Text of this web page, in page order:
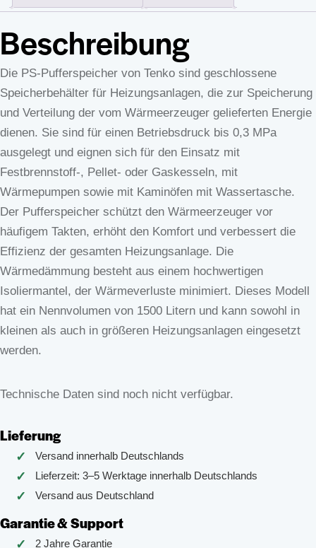
Beschreibung
Die PS‑Pufferspeicher von Tenko sind geschlossene
Speicherbehälter für Heizungsanlagen, die zur Speicherung
und Verteilung der vom Wärmeerzeuger gelieferten Energie
dienen. Sie sind für einen Betriebsdruck bis 0,3 MPa
ausgelegt und eignen sich für den Einsatz mit
Festbrennstoff-, Pellet- oder Gaskesseln, mit
Wärmepumpen sowie mit Kaminöfen mit Wassertasche.
Der Pufferspeicher schützt den Wärmeerzeuger vor
häufigem Takten, erhöht den Komfort und verbessert die
Effizienz der gesamten Heizungsanlage. Die
Wärmedämmung besteht aus einem hochwertigen
Isoliermantel, der Wärmeverluste minimiert. Dieses Modell
hat ein Nennvolumen von 1500 Litern und kann sowohl in
kleinen als auch in größeren Heizungsanlagen eingesetzt
werden.
Technische Daten sind noch nicht verfügbar.
Lieferung
Versand innerhalb Deutschlands
Lieferzeit: 3–5 Werktage innerhalb Deutschlands
Versand aus Deutschland
Garantie & Support
2 Jahre Garantie